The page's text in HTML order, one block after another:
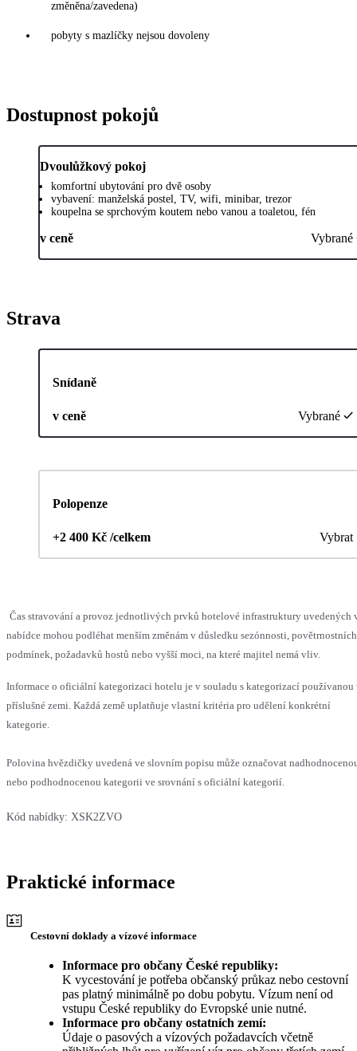
změněna/zavedena)
pobyty s mazlíčky nejsou dovoleny
Dostupnost pokojů
Dvoulůžkový pokoj
komfortní ubytování pro dvě osoby
vybavení: manželská postel, TV, wifi, minibar, trezor
koupelna se sprchovým koutem nebo vanou a toaletou, fén
v ceně Vybrané
Strava
Snídaně
v ceně Vybrané
Polopenze
+2 400 Kč /celkem Vybrat
Čas stravování a provoz jednotlivých prvků hotelové infrastruktury uvedených
nabídce mohou podléhat menším změnám v důsledku sezónnosti, povětrnostních
podmínek, požadavků hostů nebo vyšší moci, na které majitel nemá vliv.
Informace o oficiální kategorizaci hotelu je v souladu s kategorizací používanou
příslušné zemi. Každá země uplatňuje vlastní kritéria pro udělení konkrétní
kategorie.
Polovina hvězdičky uvedená ve slovním popisu může označovat
nebo podhodnocenou kategorii ve srovnání s oficiální kategorií.
Kód nabídky: XSK2ZVO
Praktické informace
Cestovní doklady a vízové informace
Informace pro občany České republiky:
K vycestování je potřeba občanský průkaz nebo cestovní
pas platný minimálně po dobu pobytu. Vízum není od
vstupu České republiky do Evropské unie nutné.
Informace pro občany ostatních zemí:
Údaje o pasových a vízových požadavcích včetně